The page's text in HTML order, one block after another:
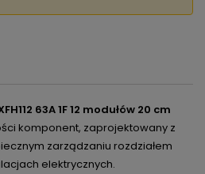
63A 1F 12 modułów 20 cm
komponent, zaprojektowany z
zarządzaniu rozdziałem
elektrycznych.